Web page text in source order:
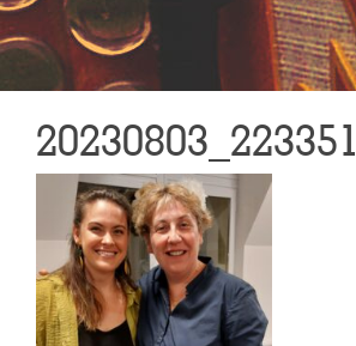
20230803_223351